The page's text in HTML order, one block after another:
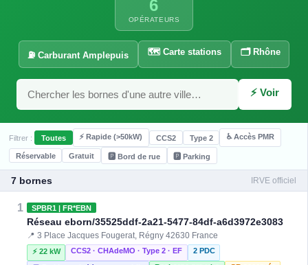
6
OPÉRATEURS
⛽ Carburant Amplepuis 🗺️ Carte stations 🗂️ Rhône
⚡ Voir
Filtrer : Toutes ⚡ Rapide (>50kW) CCS2 Type 2 ♿ Accès PMR
Réservable Gratuit 🅿️ Bord de rue 🅿️ Parking
7 bornes IRVE officiel
1 SPBR1 | FR*EBN
Réseau eborn/35525ddf-2a21-5477-84df-a6d3972e3083
📍 3 Place Jacques Fougerat, Régny 42630 France
⚡ 22 kW CCS2 · CHAdeMO · Type 2 · EF 2 PDC